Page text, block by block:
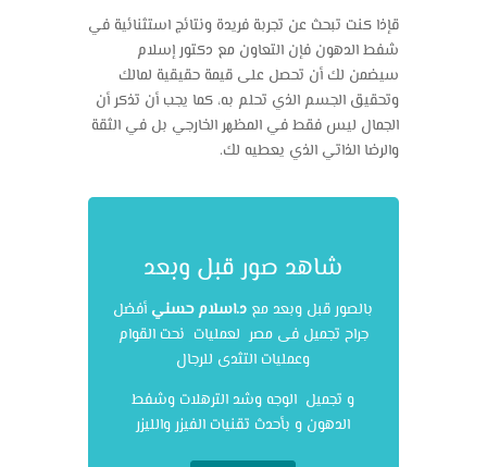
قإذا كنت تبحث عن تجربة فريدة ونتائج استثنائية في
شفط الدهون فإن التعاون مع دكتور إسلام
سيضمن لك أن تحصل على قيمة حقيقية لمالك
وتحقيق الجسم الذي تحلم به، كما يجب أن تذكر أن
الجمال ليس فقط في المظهر الخارجي بل في الثقة
والرضا الذاتي الذي يعطيه لك.
شاهد صور قبل وبعد
بالصور قبل وبعد مع د.اسلام حسني أفضل
جراح تجميل فى مصر لعمليات نحت القوام
وعمليات التثدى للرجال
و تجميل الوجه وشد الترهلات وشفط
الدهون و بأحدث تقنيات الفيزر والليزر